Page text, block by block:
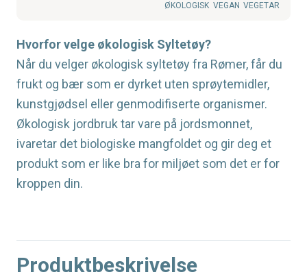
ØKOLOGISK VEGAN VEGETAR
Hvorfor velge økologisk Syltetøy?
Når du velger økologisk syltetøy fra Rømer, får du
frukt og bær som er dyrket uten sprøytemidler,
kunstgjødsel eller genmodifiserte organismer.
Økologisk jordbruk tar vare på jordsmonnet,
ivaretar det biologiske mangfoldet og gir deg et
produkt som er like bra for miljøet som det er for
kroppen din.
Produktbeskrivelse